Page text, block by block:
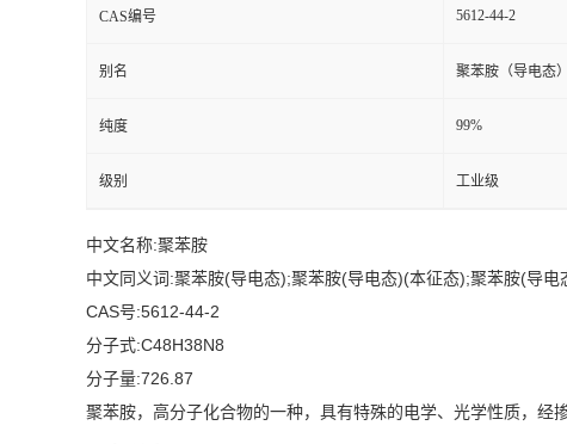
CAS编号 5612-44-2
别名 聚苯胺（导电态）
纯度 99%
级别 工业级
中文名称:聚苯胺
中文同义词:聚苯胺(导电态);聚苯胺(导电态)(本征态);聚苯胺(导电
CAS号:5612-44-2
分子式:C48H38N8
分子量:726.87
聚苯胺，高分子化合物的一种，具有特殊的电学、光学性质，